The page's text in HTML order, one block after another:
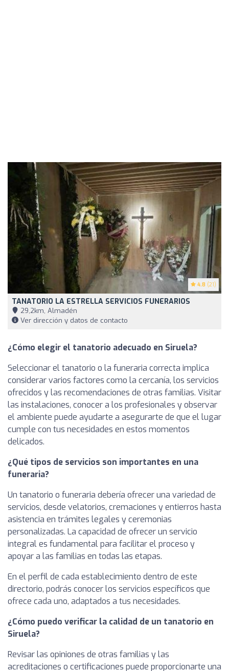
4.8 (21)
TANATORIO LA ESTRELLA SERVICIOS FUNERARIOS
29,2km, Almadén
Ver dirección y datos de contacto
¿Cómo elegir el tanatorio adecuado en Siruela?
Seleccionar el tanatorio o la funeraria correcta implica
considerar varios factores como la cercanía, los servicios
ofrecidos y las recomendaciones de otras familias. Visitar
las instalaciones, conocer a los profesionales y observar
el ambiente puede ayudarte a asegurarte de que el lugar
cumple con tus necesidades en estos momentos
delicados.
¿Qué tipos de servicios son importantes en una
funeraria?
Un tanatorio o funeraria debería ofrecer una variedad de
servicios, desde velatorios, cremaciones y entierros hasta
asistencia en trámites legales y ceremonias
personalizadas. La capacidad de ofrecer un servicio
integral es fundamental para facilitar el proceso y
apoyar a las familias en todas las etapas.
En el perfil de cada establecimiento dentro de este
directorio, podrás conocer los servicios específicos que
ofrece cada uno, adaptados a tus necesidades.
¿Cómo puedo verificar la calidad de un tanatorio en
Siruela?
Revisar las opiniones de otras familias y las
acreditaciones o certificaciones puede proporcionarte una